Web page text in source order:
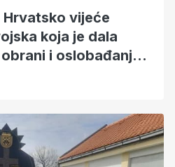
vijeće
koja je dala
i oslobađanju